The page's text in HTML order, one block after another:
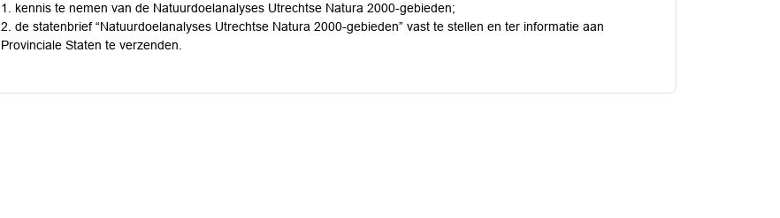
1. kennis te nemen van de Natuurdoelanalyses Utrechtse Natura 2000-gebieden;
2. de statenbrief “Natuurdoelanalyses Utrechtse Natura 2000-gebieden” vast te stellen en ter informatie aan
Provinciale Staten te verzenden.